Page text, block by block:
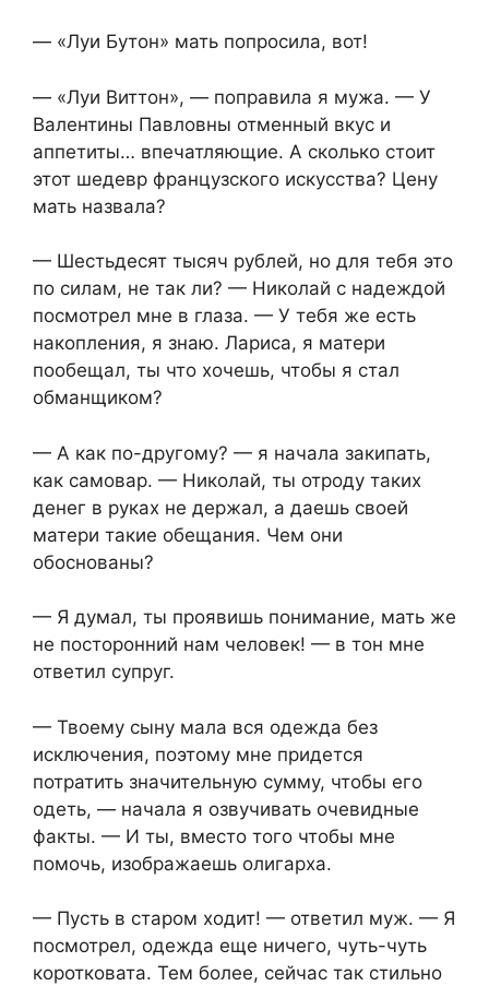
— «Луи Бутон» мать попросила, вот!
— «Луи Виттон», — поправила я мужа. — У
Валентины Павловны отменный вкус и
аппетиты… впечатляющие. А сколько стоит
этот шедевр французского искусства? Цену
мать назвала?
— Шестьдесят тысяч рублей, но для тебя это
по силам, не так ли? — Николай с надеждой
посмотрел мне в глаза. — У тебя же есть
накопления, я знаю. Лариса, я матери
пообещал, ты что хочешь, чтобы я стал
обманщиком?
— А как по-другому? — я начала закипать,
как самовар. — Николай, ты отроду таких
денег в руках не держал, а даешь своей
матери такие обещания. Чем они
обоснованы?
— Я думал, ты проявишь понимание, мать же
не посторонний нам человек! — в тон мне
ответил супруг.
— Твоему сыну мала вся одежда без
исключения, поэтому мне придется
потратить значительную сумму, чтобы его
одеть, — начала я озвучивать очевидные
факты. — И ты, вместо того чтобы мне
помочь, изображаешь олигарха.
— Пусть в старом ходит! — ответил муж. — Я
посмотрел, одежда еще ничего, чуть-чуть
коротковата. Тем более, сейчас так стильно